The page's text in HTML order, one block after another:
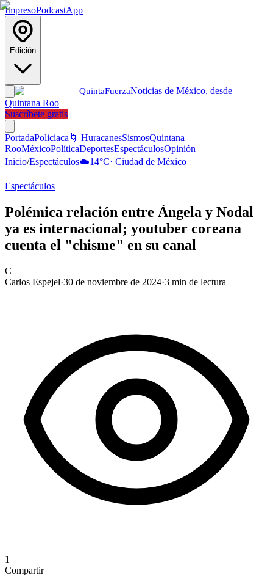
ImpresoPodcastApp
Edición
QuintaFuerzaNoticias de México, desde
Quintana Roo
Suscríbete gratis
PortadaPoliciaca 🌀 HuracanesSismosQuintana
RooMéxicoPolíticaDeportesEspectáculosOpinión
Inicio/Espectáculos☁️14°C· Ciudad de México
Espectáculos
Polémica relación entre Ángela y Nodal
ya es internacional; youtuber coreana
cuenta el "chisme" en su canal
C
Carlos Espejel·30 de noviembre de 2024·3 min de lectura
1
Compartir